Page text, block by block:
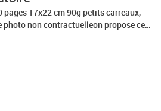
pages 17x22 cm 90g petits carreaux,
non contractuelleon propose ce
Il nous est impossible de vous offrir
couleurs affichées sur l'image ou
la disponibilité.